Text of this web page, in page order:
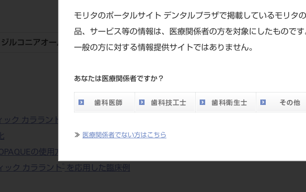
モリタのポータルサイト デンタルプラザで掲載しているモリタ
品、サービス等の情報は、医療関係者の方を対象にしたものです
一般の方に対する情報提供サイトではありません。
あなたは医療関係者ですか？
≫ 医療関係者でない方はこちら
ルコニアオールセラミックス／オリジナリティのある色調表現
ック カララント
の使用方法
ック カララント
を応用した臨床例